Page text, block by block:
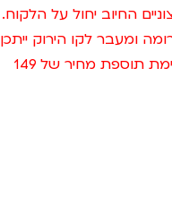
החיוב יחול על הלקוח.
ומעבר לקו הירוק ייתכן
עיכוב באספקה של 14 יום וכמו כן קיימת תוספת מחיר של 149